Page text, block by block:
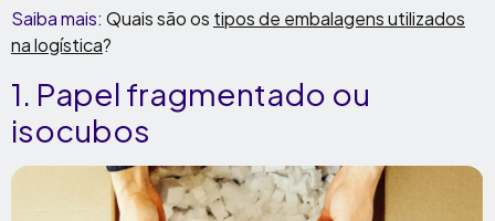
Saiba mais: Quais são os tipos de embalagens utilizados
na logística?
1. Papel fragmentado ou
isocubos